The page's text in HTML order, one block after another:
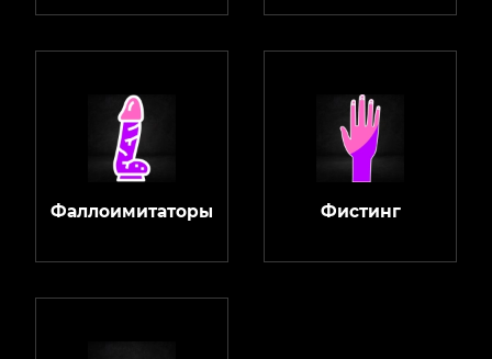
Фаллоимитаторы Фистинг